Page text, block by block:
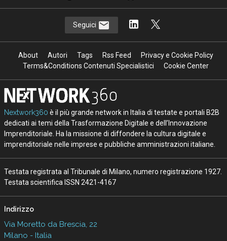
Seguici
About Autori Tags Rss Feed
Privacy e Cookie Policy
Terms&Conditions Contenuti Specialistici
Cookie Center
Nextwork360 è il più grande network in Italia di testate e portali B2B
dedicati ai temi della Trasformazione Digitale e dell’Innovazione
Imprenditoriale. Ha la missione di diffondere la cultura digitale e
imprenditoriale nelle imprese e pubbliche amministrazioni italiane.
Testata registrata al Tribunale di Milano, numero registrazione 1927.
Testata scientifica ISSN 2421-4167
Indirizzo
Via Moretto da Brescia, 22
Milano - Italia